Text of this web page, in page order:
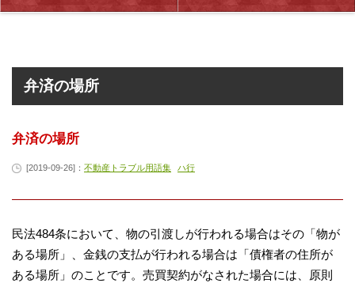
弁済の場所
弁済の場所
[2019-09-26]： 不動産トラブル用語集 ハ行
民法484条において、物の引渡しが行われる場合はその「物が
ある場所」、金銭の支払が行われる場合は「債権者の住所が
ある場所」のことです。売買契約がなされた場合には、原則